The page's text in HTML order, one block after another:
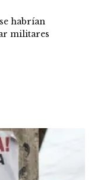
habrían
militares